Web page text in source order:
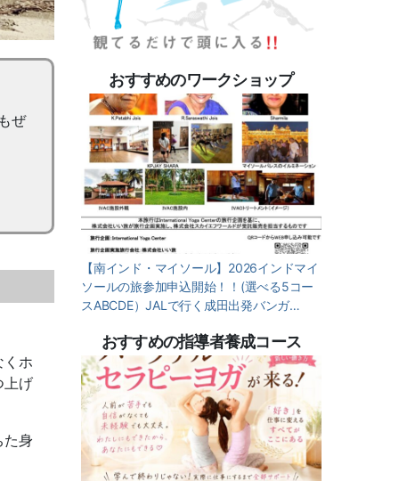
ぜ
くホ
上げ
た身
おすすめのワークショップ
【南インド・マイソール】2026インドマイ
ソールの旅参加申込開始！！(選べる5コー
スABCDE）JALで行く成田出発バンガ…
おすすめの指導者養成コース